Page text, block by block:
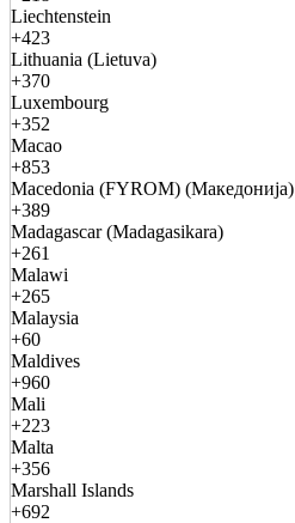
Liechtenstein
+423
Lithuania (Lietuva)
+370
Luxembourg
+352
Macao
+853
Macedonia (FYROM) (Македонија)
+389
Madagascar (Madagasikara)
+261
Malawi
+265
Malaysia
+60
Maldives
+960
Mali
+223
Malta
+356
Marshall Islands
+692